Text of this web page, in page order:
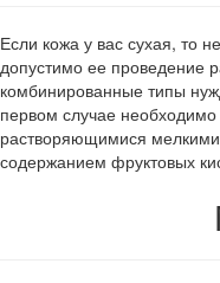
Если кожа у вас сухая, то
допустимо ее проведение
комбинированные типы
первом случае
растворяющимися
содержанием фруктовых